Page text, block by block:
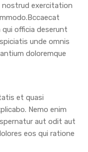
nostrud exercitation
officia deserunt
unde omnis
doloremque
et quasi
Nemo enim
aut odit aut
eos qui ratione